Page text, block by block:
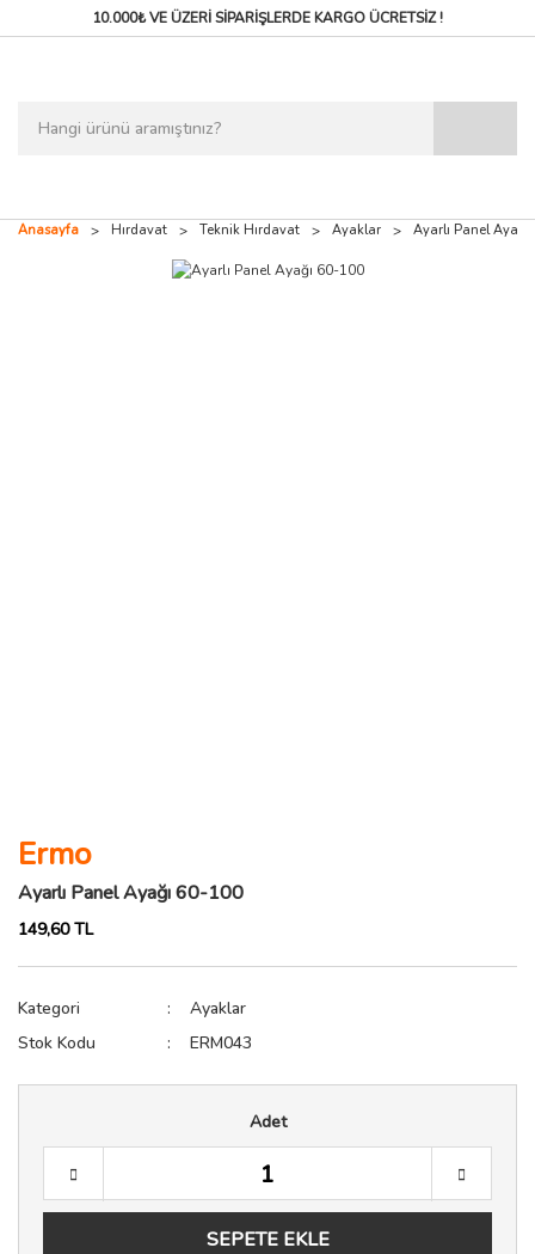
10.000₺ VE ÜZERİ SİPARİŞLERDEKARGO ÜCRETSİZ !
Anasayfa Hırdavat Teknik Hırdavat Ayaklar Ayarlı Panel
Ermo
Ayarlı Panel Ayağı 60-100
149,60 TL
Kategori
Ayaklar
Stok Kodu
ERM043
Adet
SEPETE EKLE